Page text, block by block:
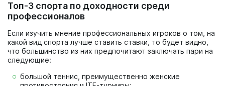
Топ-3 спорта по доходности среди
профессионалов
Если изучить мнение профессиональных игроков о том, на
какой вид спорта лучше ставить ставки, то будет видно,
что большинство из них предпочитают заключать пари на
следующие:
большой теннис, преимущественно женские